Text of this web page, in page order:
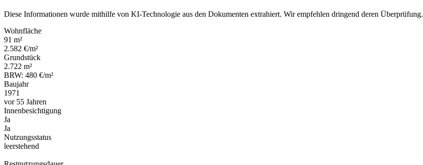
Diese Informationen wurde mithilfe von KI-Technologie aus den Dokumenten extrahiert. Wir empfehlen dringend deren Überprüfung.
Wohnfläche
91 m²
2.582 €/m²
Grundstück
2.722 m²
BRW: 480 €/m²
Baujahr
1971
vor 55 Jahren
Innenbesichtigung
Ja
Ja
Nutzungsstatus
leerstehend